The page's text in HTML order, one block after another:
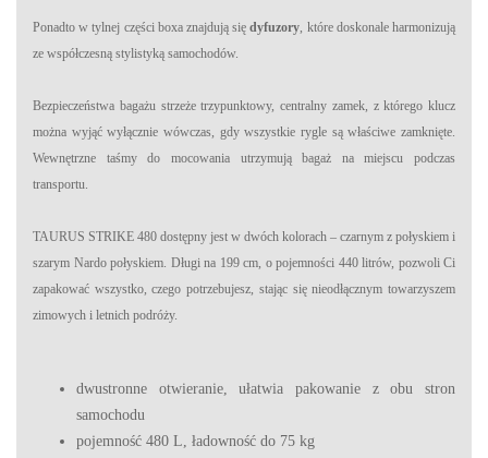
Ponadto w tylnej części boxa znajdują siędyfuzory, które doskonale harmonizują
ze współczesną stylistyką samochodów.
Bezpieczeństwa bagażu strzeże trzypunktowy, centralny zamek, z którego klucz
można wyjąć wyłącznie wówczas, gdy wszystkie rygle są właściwe zamknięte.
Wewnętrzne taśmy do mocowania utrzymują bagaż na miejscu podczas
transportu.
TAURUS STRIKE 480 dostępny jest w dwóch kolorach – czarnym z połyskiem i
szarym Nardo połyskiem. Długi na 199 cm, o pojemności 440 litrów, pozwoli Ci
zapakować wszystko, czego potrzebujesz, stając się nieodłącznym towarzyszem
zimowych i letnich podróży.
dwustronne otwieranie, ułatwia pakowanie z obu stron
samochodu
pojemność 480 L, ładowność do 75 kg